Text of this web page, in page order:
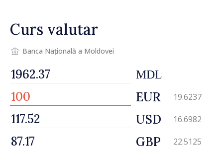
Curs valutar
Banca Națională a Moldovei
MDL
EUR 19.6237
USD 16.6982
GBP 22.5125